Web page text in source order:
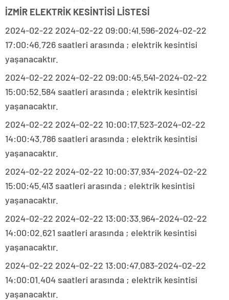
İZMİR ELEKTRİK KESİNTİSİ LİSTESİ
2024-02-22 2024-02-22 09:00:41.596-2024-02-22
17:00:46.726 saatleri arasında ; elektrik kesintisi
yaşanacaktır.
2024-02-22 2024-02-22 09:00:45.541-2024-02-22
15:00:52.584 saatleri arasında ; elektrik kesintisi
yaşanacaktır.
2024-02-22 2024-02-22 10:00:17.523-2024-02-22
14:00:43.786 saatleri arasında ; elektrik kesintisi
yaşanacaktır.
2024-02-22 2024-02-22 10:00:37.934-2024-02-22
15:00:45.413 saatleri arasında ; elektrik kesintisi
yaşanacaktır.
2024-02-22 2024-02-22 13:00:33.964-2024-02-22
14:00:02.621 saatleri arasında ; elektrik kesintisi
yaşanacaktır.
2024-02-22 2024-02-22 13:00:47.083-2024-02-22
14:00:01.404 saatleri arasında ; elektrik kesintisi
yaşanacaktır.